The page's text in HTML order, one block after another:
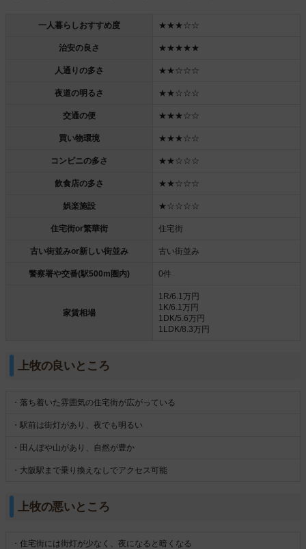
一人暮らしおすすめ度 ★★★☆☆
治安の良さ ★★★★★
人通りの多さ ★★☆☆☆
夜道の明るさ ★★☆☆☆
交通の便 ★★★☆☆
買い物環境 ★★★☆☆
コンビニの多さ ★★☆☆☆
飲食店の多さ ★★☆☆☆
娯楽施設 ★☆☆☆☆
住宅街or繁華街 住宅街
古い街並みor新しい街並み 古い街並み
警察署や交番(駅500m圏内) 0件
家賃相場
1R/6.1万円
1K/6.1万円
1DK/5.6万円
1LDK/8.3万円
上牧の良いところ
・落ち着いた雰囲気の住宅街が広がっている
・駅前は街灯があり、夜でも明るい
・田んぼや山があり、自然が豊か
・大阪駅まで乗り換えなしでアクセス可能
上牧の悪いところ
・住宅街には街灯が少なく、夜になると暗くなる